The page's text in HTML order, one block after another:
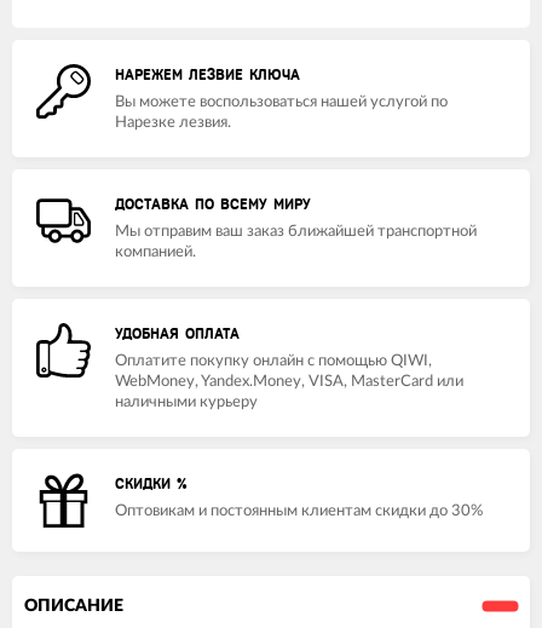
НАРЕЖЕМ ЛЕЗВИЕ КЛЮЧА
Вы можете воспользоваться нашей услугой по
Нарезке лезвия.
ДОСТАВКА ПО ВСЕМУ МИРУ
Мы отправим ваш заказ ближайшей транспортной
компанией.
УДОБНАЯ ОПЛАТА
Оплатите покупку онлайн с помощью QIWI,
WebMoney, Yandex.Money, VISA, MasterCard или
наличными курьеру
СКИДКИ %
Оптовикам и постоянным клиентам скидки до 30%
ОПИСАНИЕ